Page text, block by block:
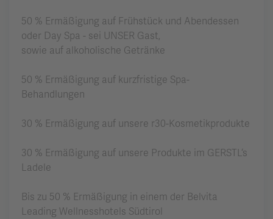
50 % Ermäßigung auf Frühstück und Abendessen
oder Day Spa - sei UNSER Gast,
sowie auf alkoholische Getränke
50 % Ermäßigung auf kurzfristige Spa-
Behandlungen
30 % Ermäßigung auf unsere r30-Kosmetikprodukte
30 % Ermäßigung auf unsere Produkte im GERSTL‘s
Ladele
Bis zu 50 % Ermäßigung in einem der Belvita
Leading Wellnesshotels Südtirol